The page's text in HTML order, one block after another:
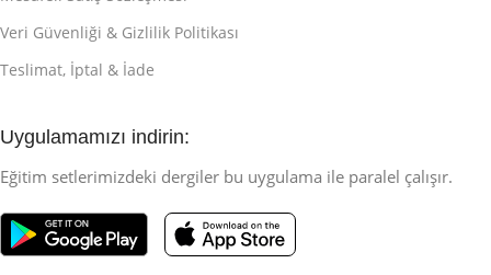
Veri Güvenliği & Gizlilik Politikası
Teslimat, İptal & İade
Uygulamamızı indirin:
Eğitim setlerimizdeki dergiler bu uygulama ile paralel çalışır.